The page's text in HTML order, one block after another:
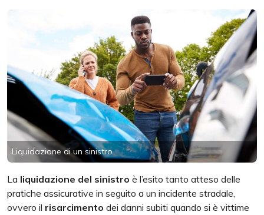
Liquidazione di un sinistro
La liquidazione del sinistro è l’esito tanto atteso delle
pratiche assicurative in seguito a un incidente stradale,
ovvero il risarcimento dei danni subiti quando si è vittime